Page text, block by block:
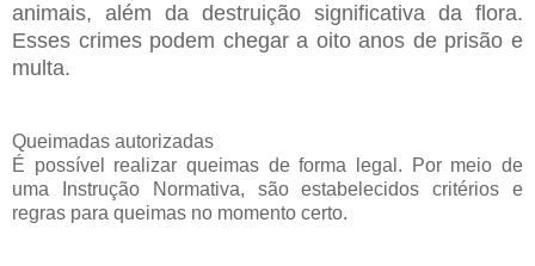
animais, além da destruição significativa da flora.
Esses crimes podem chegar a oito anos de prisão e
multa.
Queimadas autorizadas
É possível realizar queimas de forma legal. Por meio de
uma Instrução Normativa, são estabelecidos critérios e
regras para queimas no momento certo.